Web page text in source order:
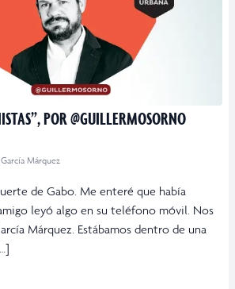
POR @GUILLERMOSORNO
Márquez
de Gabo. Me enteré que había
leyó algo en su teléfono móvil. Nos
Márquez. Estábamos dentro de una